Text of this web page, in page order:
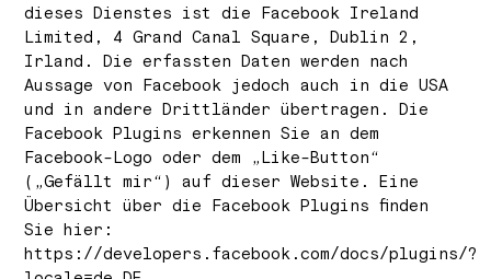
dieses Dienstes ist die Facebook Ireland
Limited, 4 Grand Canal Square, Dublin 2,
Irland. Die erfassten Daten werden nach
Aussage von Facebook jedoch auch in die USA
und in andere Drittländer übertragen. Die
Facebook Plugins erkennen Sie an dem
Facebook-Logo oder dem „Like-Button“
(„Gefällt mir“) auf dieser Website. Eine
Übersicht über die Facebook Plugins finden
Sie hier:
https://developers.facebook.com/docs/plugins/?